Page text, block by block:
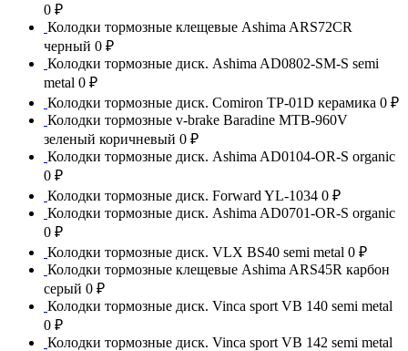
0 ₽
Колодки тормозные клещевые Ashima ARS72CR
черный 0 ₽
Колодки тормозные диск. Ashima AD0802-SM-S semi
metal 0 ₽
Колодки тормозные диск. Comiron TP-01D керамика 0 ₽
Колодки тормозные v-brake Baradine MTB-960V
зеленый коричневый 0 ₽
Колодки тормозные диск. Ashima AD0104-OR-S organic
0 ₽
Колодки тормозные диск. Forward YL-1034 0 ₽
Колодки тормозные диск. Ashima AD0701-OR-S organic
0 ₽
Колодки тормозные диск. VLX BS40 semi metal 0 ₽
Колодки тормозные клещевые Ashima ARS45R карбон
серый 0 ₽
Колодки тормозные диск. Vinca sport VB 140 semi metal
0 ₽
Колодки тормозные диск. Vinca sport VB 142 semi metal